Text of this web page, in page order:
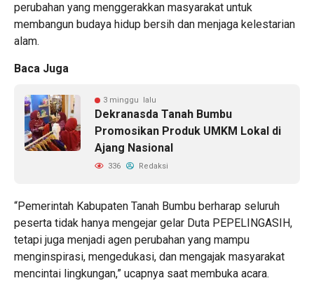
perubahan yang menggerakkan masyarakat untuk
membangun budaya hidup bersih dan menjaga kelestarian
alam.
Baca Juga
3 minggu lalu
Dekranasda Tanah Bumbu
Promosikan Produk UMKM Lokal di
Ajang Nasional
336 Redaksi
“Pemerintah Kabupaten Tanah Bumbu berharap seluruh
peserta tidak hanya mengejar gelar Duta PEPELINGASIH,
tetapi juga menjadi agen perubahan yang mampu
menginspirasi, mengedukasi, dan mengajak masyarakat
mencintai lingkungan,” ucapnya saat membuka acara.